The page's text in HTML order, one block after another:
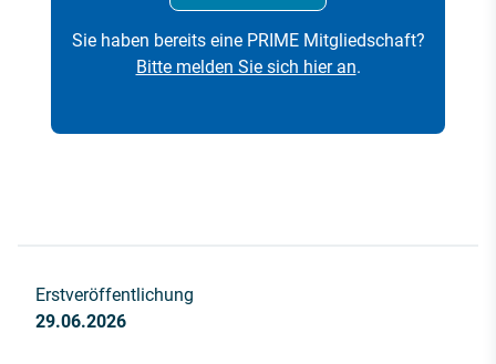
Sie haben bereits eine PRIME Mitgliedschaft?
Bitte melden Sie sich hier an.
Erstveröffentlichung
29.06.2026